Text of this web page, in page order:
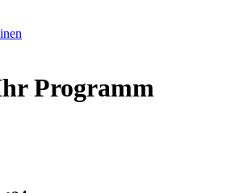
Programm